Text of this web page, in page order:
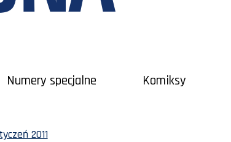
Numery specjalne Komiksy
2011